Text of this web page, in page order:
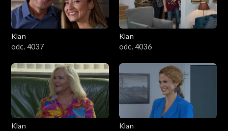
Klan
odc. 4037
Klan
odc. 4036
Klan
Klan